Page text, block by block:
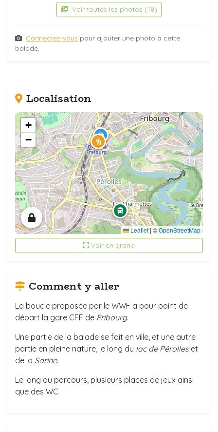
Voir toutes les photos (18)
Connectez-vous pour ajouter une photo à cette
balade.
Localisation
+
−
Leaflet | ©OpenStreetMap
Voir en grand
Comment y aller
La boucle proposée par le WWF a pour point de
départ la gare CFF de Fribourg.
Une partie de la balade se fait en ville, et une autre
partie en pleine nature, le long du lac de Pérolleset
de la Sarine.
Le long du parcours, plusieurs places de jeux ainsi
que des WC.